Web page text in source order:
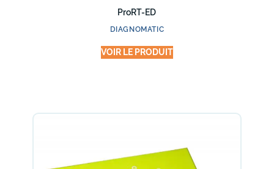
ProRT-ED
DIAGNOMATIC
VOIR LE PRODUIT